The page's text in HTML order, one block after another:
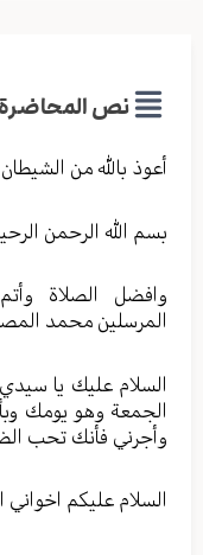
نص المحاضرة
أعوذ بالله من
بسم الله الرحمن
وافضل الصلاة
المرسلين محمد
السلام عليك يا
الجمعة وهو يومك
وأجرني فأنك تحب
السلام عليكم اخواني